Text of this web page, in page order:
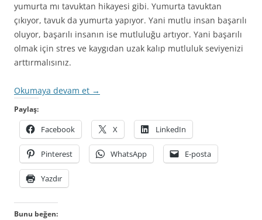
yumurta mı tavuktan hikayesi gibi. Yumurta tavuktan
çıkıyor, tavuk da yumurta yapıyor. Yani mutlu insan başarılı
oluyor, başarılı insanın ise mutluluğu artıyor. Yani başarılı
olmak için stres ve kaygıdan uzak kalıp mutluluk seviyenizi
arttırmalısınız.
Okumaya devam et →
Paylaş:
Facebook X LinkedIn
Pinterest WhatsApp E-posta
Yazdır
Bunu beğen: